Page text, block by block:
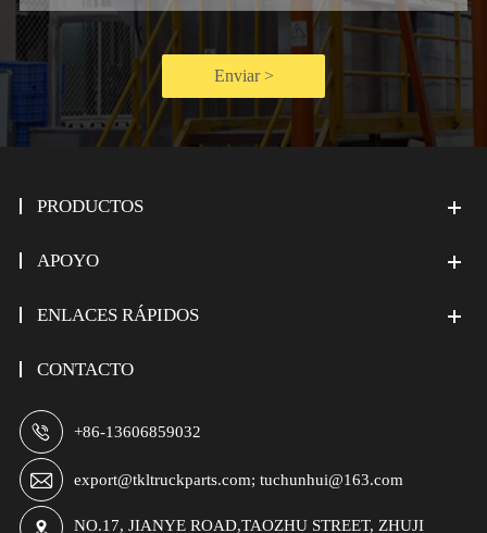
Enviar >
PRODUCTOS
APOYO
ENLACES RÁPIDOS
CONTACTO
 +86-13606859032
 export@tkltruckparts.com; tuchunhui@163.com
 NO.17, JIANYE ROAD,TAOZHU STREET, ZHUJI